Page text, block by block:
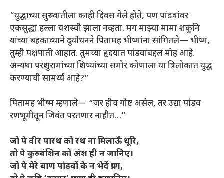
“युद्धाच्या सुरुवातीला काही दिवस गेले होते, पण पांडवांवर
एकसुद्धा हल्ला यशस्वी झाला नव्हता. मग माझ्या मामा शकुनि
यांच्या बहकाव्याने दुर्योधनने पितामह भीष्मांना सांगितले— भीष्म,
तुम्ही पक्षपाती आहात. तुमच्या हृदयात पांडवांबद्दल मोह आहे.
अन्यथा परशुरामांच्या शिष्यांच्या समोर कोणाला या त्रिलोकात युद्ध
करण्याची सामर्थ्य आहे?”
पितामह भीष्म म्हणाले— “जर हीच गोष्ट असेल, तर उद्या पांडव
रणभूमीतून जिवंत परतणार नाहीत…”
जो पे वीर पारथ को रथ ना मिलाऊँ धूरि,
तो पे कुरुवंशिन को अंश ही न जानिए।
जो पे मेरे बाण पांडवों के न भेदें प्राण,